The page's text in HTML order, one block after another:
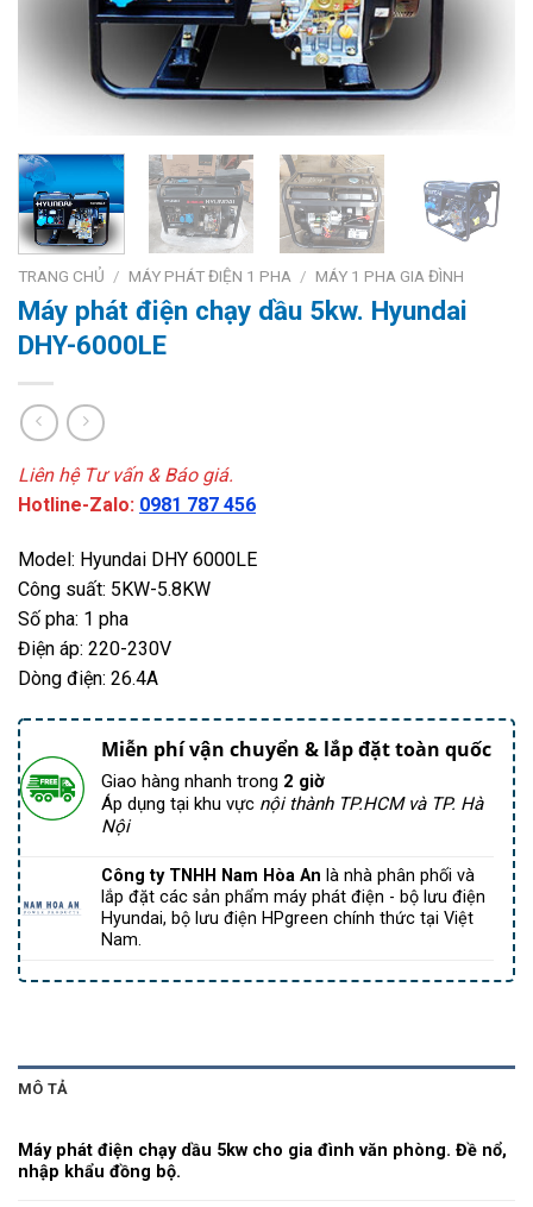
TRANG CHỦ / MÁY PHÁT ĐIỆN 1 PHA / MÁY 1 PHA GIA ĐÌNH
Máy phát điện chạy dầu 5kw. Hyundai
DHY-6000LE
Liên hệ Tư vấn & Báo giá.
Hotline-Zalo: 0981 787 456
Model: Hyundai DHY 6000LE
Công suất: 5KW-5.8KW
Số pha: 1 pha
Điện áp: 220-230V
Dòng điện: 26.4A
Miễn phí vận chuyển & lắp đặt toàn quốc
Giao hàng nhanh trong 2 giờ
Áp dụng tại khu vực nội thành TP.HCM và TP. Hà
Nội
Công ty TNHH Nam Hòa An là nhà phân phối và
lắp đặt các sản phẩm máy phát điện - bộ lưu điện
Hyundai, bộ lưu điện HPgreen chính thức tại Việt
Nam.
MÔ TẢ
Máy phát điện chạy dầu 5kw cho gia đình văn phòng. Đề nổ,
nhập khẩu đồng bộ.